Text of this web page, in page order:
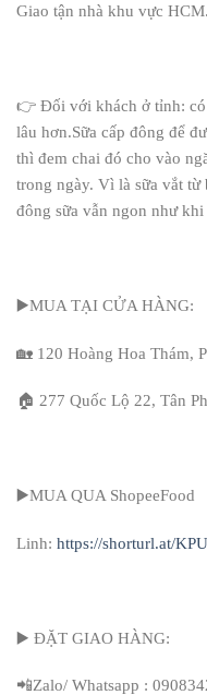
Giao tận nhà khu vực
👉 Đối với khách ở tỉnh: có
lâu hơn.Sữa cấp đông để
thì đem chai đó cho vào
trong ngày. Vì là sữa vắt từ
đông sữa vẫn ngon như
▶️MUA TẠI CỬA HÀNG:
🏡 120 Hoàng Hoa Thám,
🏠 277 Quốc Lộ 22, Tân
▶️MUA QUA ShopeeFood
Linh: https://shorturl.at/
▶️ ĐẶT GIAO HÀNG:
📲Zalo/ Whatsapp :